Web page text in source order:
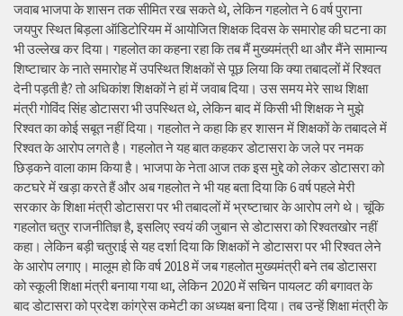
जवाब भाजपा के शासन तक सीमित रख सकते थे, लेकिन गहलोत ने 6 वर्ष पुराना
जयपुर स्थित बिड़ला ऑडिटोरियम में आयोजित शिक्षक दिवस के समारोह की घटना का
भी उल्लेख कर दिया। गहलोत का कहना रहा कि तब मैं मुख्यमंत्री था और मैंने सामान्य
शिष्टाचार के नाते समारोह में उपस्थित शिक्षकों से पूछ लिया कि क्या तबादलों में रिश्वत
देनी पड़ती है? तो अधिकांश शिक्षकों ने हां में जवाब दिया। उस समय मेरे साथ शिक्षा
मंत्री गोविंद सिंह डोटासरा भी उपस्थित थे, लेकिन बाद में किसी भी शिक्षक ने मुझे
रिश्वत का कोई सबूत नहीं दिया। गहलोत ने कहा कि हर शासन में शिक्षकों के तबादले में
रिश्वत के आरोप लगते है। गहलोत ने यह बात कहकर डोटासरा के जले पर नमक
छिड़कने वाला काम किया है। भाजपा के नेता आज तक इस मुद्दे को लेकर डोटासरा को
कटघरे में खड़ा करते हैं और अब गहलोत ने भी यह बता दिया कि 6 वर्ष पहले मेरी
सरकार के शिक्षा मंत्री डोटासरा पर भी तबादलों में भ्रष्टाचार के आरोप लगे थे। चूंकि
गहलोत चतुर राजनीतिज्ञ है, इसलिए स्वयं की जुबान से डोटासरा को रिश्वतखोर नहीं
कहा। लेकिन बड़ी चतुराई से यह दर्शा दिया कि शिक्षकों ने डोटासरा पर भी रिश्वत लेने
के आरोप लगाए। मालूम हो कि वर्ष 2018 में जब गहलोत मुख्यमंत्री बने तब डोटासरा
को स्कूली शिक्षा मंत्री बनाया गया था, लेकिन 2020 में सचिन पायलट की बगावत के
बाद डोटासरा को प्रदेश कांग्रेस कमेटी का अध्यक्ष बना दिया। तब उन्हें शिक्षा मंत्री के